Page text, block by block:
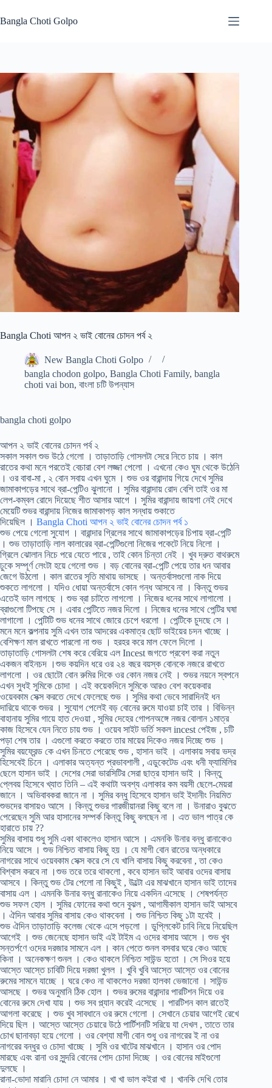
to
content
Bangla Choti Golpo
Bangla Choti আপন ২ ভাই বোনের চোদন পর্ব ২
New Bangla Choti Golpo
bangla chodon golpo, Bangla Choti Family, bangla
choti vai bon, বাংলা চটি উপন্যাস
bangla choti golpo
আপন ২ ভাই বোনের চোদন পর্ব ২
সকাল সকাল শুভ উঠে গেলো । তাড়াতাড়ি গোসলটা সেরে নিতে চায় । কাল
রাতের কথা মনে পরতেই বেচারা বেশ লজ্জা পেলো । এখনো কেও ঘুম থেকে উঠেনি
। ওর বাবা-মা , ২ বোন সবায় এখন ঘুমে । শুভ ওর বারান্দায় গিয়ে দেখে সুমির
জামাকাপড়ের সাথে ব্রা-পেন্টিও ঝুলানো । সুমির বারান্দায় রোদ বেশি তাই ওর মা
লেপ-কম্বল রোদে দিয়েছে শীত আসার আগে । সুমির বারান্দায় জায়গা নেই দেখে
মেয়েটি শুভর বারান্দায় নিজের জামাকাপড় কাল সন্ধায় শুকাতে
দিয়েছিল । Bangla Choti আপন ২ ভাই বোনের চোদন পর্ব ১
শুভ পেয়ে গেলো সুযোগ । বারান্দার গ্রিলের সাথে জামাকাপড়ের চিপায় ব্রা-পেন্টি
। শুভ তাড়াতাড়ি লাল কালারের ব্রা-পেন্টিগুলো নিজের পকেটে নিয়ে নিলো ।
গ্রিলে ঝোলান নিচে পরে যেতে পারে , তাই কোন চিন্তা নেই । খুব দ্রুত বাথরুমে
ঢুকে সম্পূর্ণ লেংটা হয়ে গেলো শুভ । বড় বোনের ব্রা-পেন্টি পেয়ে তার ধন আবার
জেগে উঠলো । কাল রাতের সৃতি মাথায় ভাসছে । অন্তর্বাসগুলো নাক দিয়ে
শুকতে লাগলো । যদিও ধোয়া অন্তর্বাসে কোন গন্ধ আসবে না । কিন্তু শুভর
এতেই ভাল লাগছে । শুভ ব্রা চাটতে লাগলো । নিজের ধনের সাথে লাগালো ।
ব্রাগুলো টিপছে সে । এবার পেন্টিতে নজর দিলো । নিজের ধনের সাথে পেন্টির ঘষা
লাগালো । পেন্টিটি শুভ ধনের সাথে জোরে চেপে ধরলো । পেন্টিকে চুদছে সে ।
মনে মনে কল্পনায় সুমি এখন তার আদরের একমাত্র ছোট ভাইয়ের চদন খাচ্ছে ।
বেশিক্ষণ মাল রাখতে পারলো না শুভ । হরহর করে মাল ফেলে দিলো ।
তাড়াতাড়ি গোসলটা শেষ করে বেরিয়ে এল Incest জগতে প্রবেশ করা নতুন
একজন বাইনচদ ।শুভ কয়দিন ধরে ওর ২৪ বছর বয়স্ক বোনকে নজরে রাখতে
লাগলো । ওর ছোটো বোন রুমির দিকে ওর কোন নজর নেই । শুভর নয়নে স্বপনে
এখন সুধই সুমিকে চোদা । এই কয়েকদিনে সুমিকে আরও বেশ কয়েকবার
ওয়েবকাম সেক্স করতে দেখে ফেলেছে শুভ । সুমির কথা ভেবে সারাদিনই ধন
দারিয়ে থাকে শুভর । সুযোগ পেলেই বড় বোনের রুমে যাওয়া চাই তার । বিভিন্ন
বাহানায় সুমির গায়ে হাত দেওয়া , সুমির দেহের গোপনঅঙ্গে নজর বোলান ১মাত্র
কাজ হিসেবে যেন নিতে চায় শুভ । ওয়েব সাইট ভর্তি সকল incest পেইজ , চটি
পড়া শেষ তার । এগুলো করতে করতে তার মায়ের দিকেও নজর দিচ্ছে শুভ ।
সুমির বয়ফ্রেন্ড কে এখন চিনতে পেরেছে শুভ , হাসান ভাই । এলাকায় সবায় ভদ্র
হিসেবেই চিনে । এলাকার অত্যন্ত প্রভাবশালী , এডুকেটেড এবং ধনী ফ্যামিলির
ছেলে হাসান ভাই । দেশের সেরা ভারসিটির সেরা ছাত্র হাসান ভাই । কিন্তু
প্লেবয় হিসেবে খ্যাত তিনি – এই কথাটা অবশ্য এলাকার কম বয়সী ছেলে-মেয়রা
জানে । অভিবাবকরা জানে না । সুমির বন্ধু হিসেবে হাসান ভাই ইদানীং নিয়মিত
শুভদের বাসায়ও আসে । কিন্তু শুভর গারজীয়ানরা কিছু বলে না । উনারাও বুঝতে
পেরেছেন সুমি আর হাসানের সম্পর্ক কিন্তু কিছু বলছেন না । এত ভাল পাত্র কে
হারাতে চায় ??
সুমির বাসায় শুধু সুমি একা থাকলেও হাসান আসে । এমনকি উনার বন্ধু রানাকেও
নিয়ে আসে । শুভ নিশ্চিত বাসায় কিছু হয় । যে মাগী বোন রাতের অন্ধকারে
নাগরের সাথে ওয়েবকাম সেক্স করে সে যে খালি বাসায় কিছু করবেনা , তা কেও
বিশ্বাস করবে না ।শুভ তরে তরে থাকলো , কবে হাসান ভাই আবার ওদের বাসায়
আসবে । কিন্তু শুভ টের পেলো না কিছুই , উল্টো এর মাঝখানে হাসান ভাই তাদের
বাসায় এল । এমনকি উনার বন্ধু রানাকেও নিয়ে একদিন এসেছে । শেষপর্যন্ত
শুভ সফল হোল । সুমির ফোনের কথা শুনে বুঝল , আগামীকাল হাসান ভাই আসবে
। ঐদিন আবার সুমির বাসায় কেও থাকবেনা । শুভ নিশ্চিত কিছু ১টা হবেই ।
শুভ ঐদিন তাড়াতাড়ি কলেজ থেকে এসে পড়লো । ডুপ্লিকেট চাবি নিয়ে নিয়েছিল
আগেই । শুভ জেনেছে হাসান ভাই এই টাইম এ ওদের বাসায় আসে । শুভ খুব
সন্তর্পণে ওদের দরজার সামনে এল । কান পেতে শুনল বসবার ঘরে কেও আছে
কিনা । অনেকক্ষণ শুনল । কেও থাকলে নিশ্চিত সাউন্ড হতো । সে সিওর হয়ে
আস্তে আস্তে চাবিটি দিয়ে দরজা খুলল । খুবি খুবি আস্তে আস্তে ওর বোনের
রুমের সামনে যাচ্ছে । ঘরে কেও না থাকলেও দরজা হালকা ভেজানো । সাউন্ড
আসছে । শুভর অনুমানি ঠিক হোল । শুভর রুমের বারান্দার পারটিশন দিয়ে ওর
বোনের রুমে দেখা যায় । শুভ সব প্ল্যান করেই এসেছে । পারটিশন কাল রাতেই
আগলা করেছে । শুভ খুব সাবধানে ওর রুমে গেলো । সেখানে চেয়ার আগেই রেখে
দিয়ে ছিল । আস্তে আস্তে চেয়ারে উঠে পার্টিশনটি সরিয়ে যা দেখল , তাতে তার
চোখ ছানাবড়া হয়ে গেলো । ওর বেশ্যা মাগী বোন শুধু ওর নাগরের ই না ওর
নাগরের বন্ধুর ও চোদা খাচ্ছে । সুমি ওর খাটের মাঝখানে । হাসান ওর পোদ
মারছে এবং রানা ওর সুন্দরি বোনের পোদ চোদা দিচ্ছে । ওর বোনের মাইগুলো
দুলছে ।
রানা-ভোদা মারানি চোদা নে আমার । খা খা ভাল কইরা খা । খানকি দেখি তোর